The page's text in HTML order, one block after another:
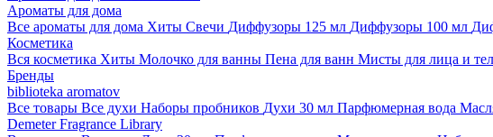
Ароматы для дома
Все ароматы для дома Хиты Свечи Диффузоры 125 мл Диффузоры 100 мл
Косметика
Вся косметика Хиты Молочко для ванны Пена для ванн Мисты для лица и
Бренды
biblioteka aromatov
Все товары Все духи Наборы пробников Духи 30 мл Парфюмерная вода
Demeter Fragrance Library